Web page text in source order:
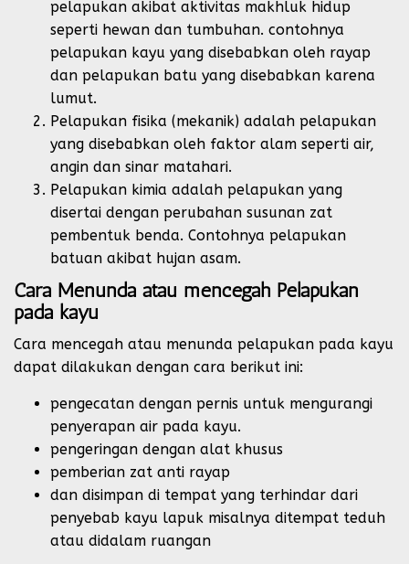
pelapukan akibat aktivitas makhluk hidup
seperti hewan dan tumbuhan. contohnya
pelapukan kayu yang disebabkan oleh rayap
dan pelapukan batu yang disebabkan karena
lumut.
Pelapukan fisika (mekanik) adalah pelapukan
yang disebabkan oleh faktor alam seperti air,
angin dan sinar matahari.
Pelapukan kimia adalah pelapukan yang
disertai dengan perubahan susunan zat
pembentuk benda. Contohnya pelapukan
batuan akibat hujan asam.
Cara Menunda atau mencegah Pelapukan
pada kayu
Cara mencegah atau menunda pelapukan pada kayu
dapat dilakukan dengan cara berikut ini:
pengecatan dengan pernis untuk mengurangi
penyerapan air pada kayu.
pengeringan dengan alat khusus
pemberian zat anti rayap
dan disimpan di tempat yang terhindar dari
penyebab kayu lapuk misalnya ditempat teduh
atau didalam ruangan